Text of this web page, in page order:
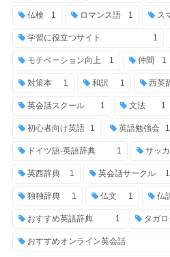
仏検 1 ロマンス語 1 ス
学習に役立つサイト 1
モチベーション向上 1 仲間 1
対策本 1 和訳 1 西英
英会話スクール 1 文法 1
初心者向け英語 1 英語勉強会 1
ドイツ語-英語辞典 1 サッ
英西辞典 1 英会話サークル 1
独独辞典 1 仏文 1 仏
おすすめ英語辞典 1 タガロ
おすすめオンライン英会話